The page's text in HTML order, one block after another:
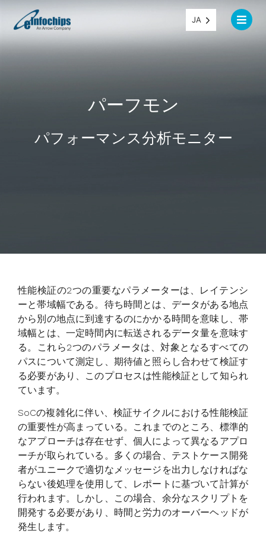
JA
パーフモン
パフォーマンス分析モニター
性能検証の2つの重要なパラメーターは、レイテンシ
ーと帯域幅である。待ち時間とは、データがある地点
から別の地点に到達するのにかかる時間を意味し、帯
域幅とは、一定時間内に転送されるデータ量を意味す
る。これら2つのパラメータは、対象となるすべての
パスについて測定し、期待値と照らし合わせて検証す
る必要があり、このプロセスは性能検証として知られ
ています。
SoCの複雑化に伴い、検証サイクルにおける性能検証
の重要性が高まっている。これまでのところ、標準的
なアプローチは存在せず、個人によって異なるアプロ
ーチが取られている。多くの場合、テストケース開発
者がユニークで適切なメッセージを出力しなければな
らない後処理を使用して、レポートに基づいて計算が
行われます。しかし、この場合、余分なスクリプトを
開発する必要があり、時間と労力のオーバーヘッドが
発生します。